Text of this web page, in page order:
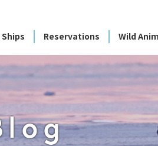
Reservations Wild